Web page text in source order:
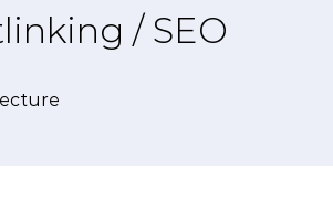
CONTACTER
/ SEO